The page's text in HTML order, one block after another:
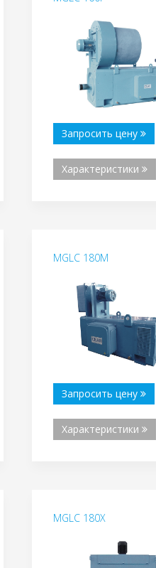
Запросить цену
Характеристики
MGLC 180M
Запросить цену
Характеристики
MGLC 180X